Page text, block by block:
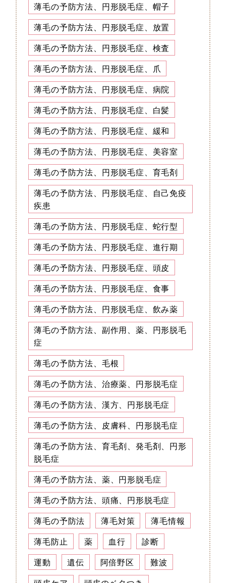
薄毛の予防方法、円形脱毛症、帽子
薄毛の予防方法、円形脱毛症、放置
薄毛の予防方法、円形脱毛症、検査
薄毛の予防方法、円形脱毛症、爪
薄毛の予防方法、円形脱毛症、病院
薄毛の予防方法、円形脱毛症、白髪
薄毛の予防方法、円形脱毛症、緩和
薄毛の予防方法、円形脱毛症、美容室
薄毛の予防方法、円形脱毛症、育毛剤
薄毛の予防方法、円形脱毛症、自己免疫
疾患
薄毛の予防方法、円形脱毛症、蛇行型
薄毛の予防方法、円形脱毛症、進行期
薄毛の予防方法、円形脱毛症、頭皮
薄毛の予防方法、円形脱毛症、食事
薄毛の予防方法、円形脱毛症、飲み薬
薄毛の予防方法、副作用、薬、円形脱毛
症
薄毛の予防方法、毛根
薄毛の予防方法、治療薬、円形脱毛症
薄毛の予防方法、漢方、円形脱毛症
薄毛の予防方法、皮膚科、円形脱毛症
薄毛の予防方法、育毛剤、発毛剤、円形
脱毛症
薄毛の予防方法、薬、円形脱毛症
薄毛の予防方法、頭痛、円形脱毛症
薄毛の予防法
薄毛対策
薄毛情報
薄毛防止
薬 血行
診断
運動
遺伝 阿倍野区
難波